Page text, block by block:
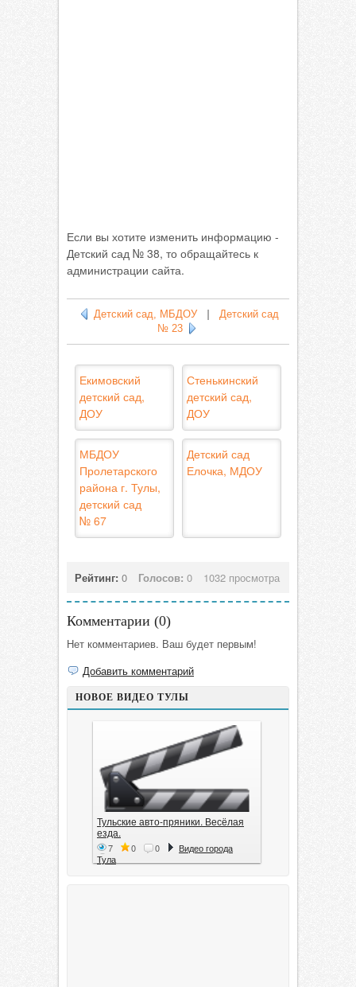
Если вы хотите изменить информацию -
Детский сад № 38, то обращайтесь к
администрации сайта.
Детский сад, МБДОУ| Детский сад
№ 23
Екимовский
детский сад,
ДОУ
Стенькинский
детский сад,
ДОУ
МБДОУ
Пролетарского
района г. Тулы,
детский сад
№ 67
Детский сад
Елочка, МДОУ
Рейтинг: 0 Голосов: 0 1032 просмотра
Комментарии (0)
Нет комментариев. Ваш будет первым!
Добавить комментарий
НОВОЕ ВИДЕО ТУЛЫ
Тульские авто-пряники. Весёлая
езда.
7 0 0
Видео города
Тула